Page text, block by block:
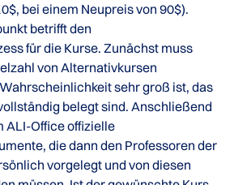
bei einem Neupreis von 90$).
betrifft den
für die Kurse. Zunächst muss
von Alternativkursen
sehr groß ist, das
belegt sind. Anschließend
ALI-Office offizielle
die dann den Professoren der
vorgelegt und von diesen